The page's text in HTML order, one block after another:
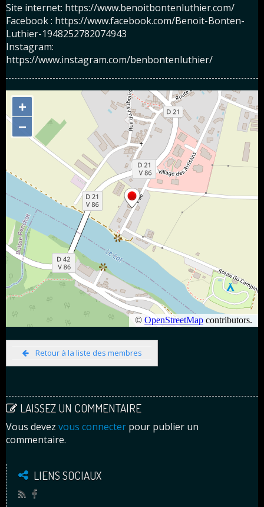
Site internet: https://www.benoitbontenluthier.com/
Facebook : https://www.facebook.com/Benoit-Bonten-
Luthier-1948252782074943
Instagram:
https://www.instagram.com/benbontenluthier/
Retour à la liste des membres
LAISSEZ UN COMMENTAIRE
Vous devez vous connecter pour publier un
commentaire.
LIENS SOCIAUX